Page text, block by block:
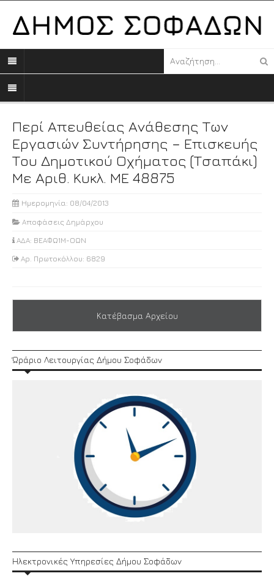
Περί Απευθείας Ανάθεσης Των
Εργασιών Συντήρησης – Επισκευής
Του Δημοτικού Οχήματος (τσαπάκι)
Με Αριθ. Κυκλ. ΜΕ 48875
Ημερομηνία: 08/04/2013
Αποφάσεις Δημάρχου
ΑΔΑ: ΒΕΑΦΩ1Μ-ΟΩΝ
Αρ. Πρωτοκόλλου: 6829
Κατέβασμα Αρχείου
Ώράριο Λειτουργίας Δήμου Σοφάδων
Ηλεκτρονικές Υπηρεσίες Δήμου Σοφάδων